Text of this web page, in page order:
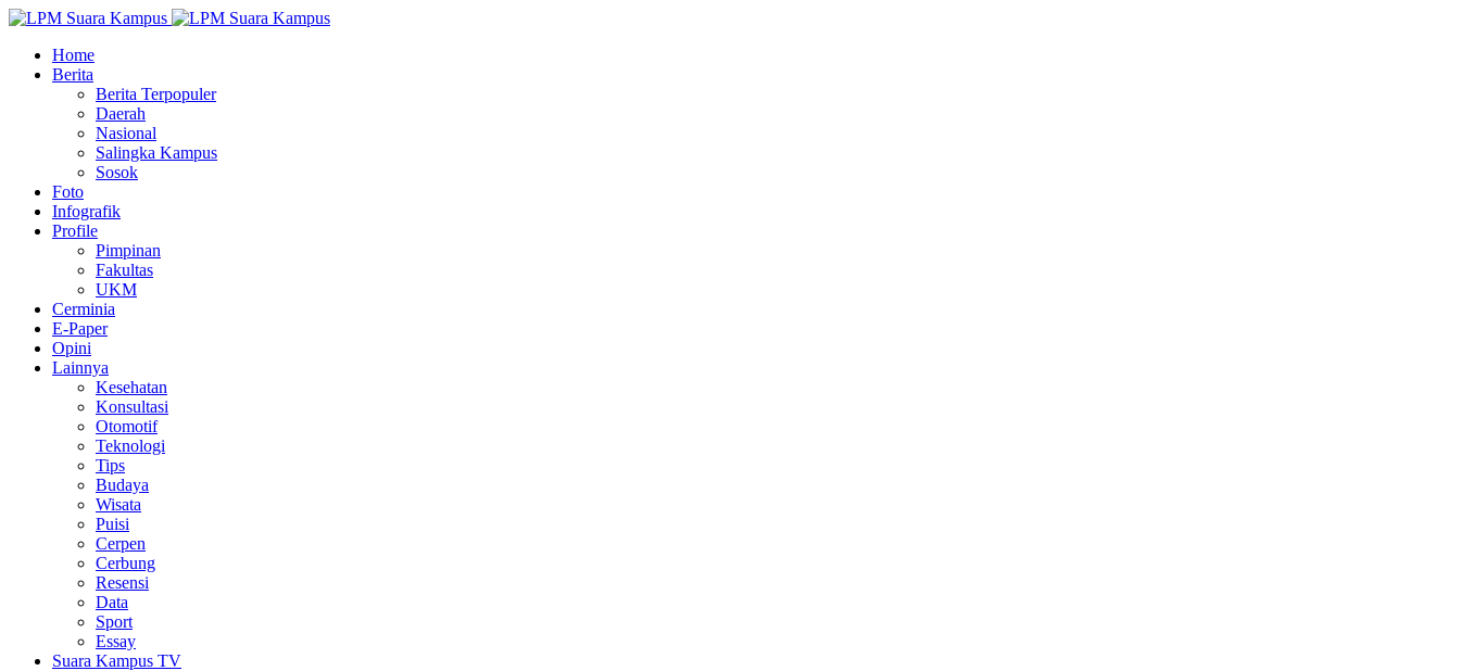
Home
Berita
Berita Terpopuler
Daerah
Nasional
Salingka Kampus
Sosok
Foto
Infografik
Profile
Pimpinan
Fakultas
UKM
Cerminia
E-Paper
Opini
Lainnya
Kesehatan
Konsultasi
Otomotif
Teknologi
Tips
Budaya
Wisata
Puisi
Cerpen
Cerbung
Resensi
Data
Sport
Essay
Suara Kampus TV